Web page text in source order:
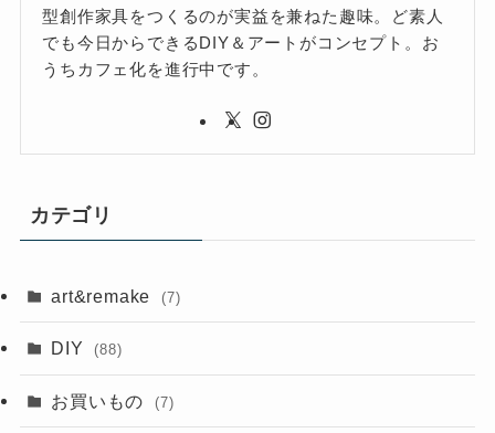
型創作家具をつくるのが実益を兼ねた趣味。ど素人
でも今日からできるDIY＆アートがコンセプト。お
うちカフェ化を進行中です。
カテゴリ
art&remake (7)
DIY (88)
お買いもの (7)